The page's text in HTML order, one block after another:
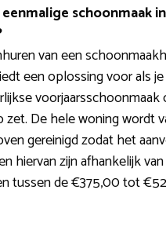
schoonmaak in
van een
een oplossing voor als
voorjaarsschoonmaak
De hele woning wordt
gereinigd zodat het
hiervan zijn afhankelijk
tussen de €375,00 tot